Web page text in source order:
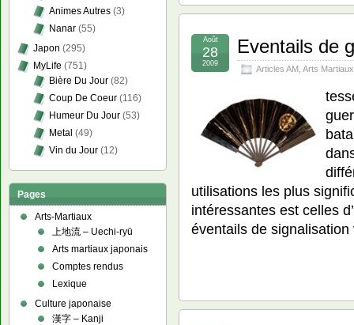
Eventails de
Articles AM Arts Martiaux
Août
28
2009
utilisations les plus
intéressantes est celles
éventails de
Animes Autres (3)
Nanar (55)
Japon (295)
MyLife (751)
Bière Du Jour (82)
Coup De Coeur (116)
Humeur Du Jour (53)
Metal (49)
Vin du Jour (12)
Pages
Arts-Martiaux
上地流 – Uechi-ryū
Arts martiaux japonais
Comptes rendus
Lexique
Culture japonaise
漢字 – Kanji